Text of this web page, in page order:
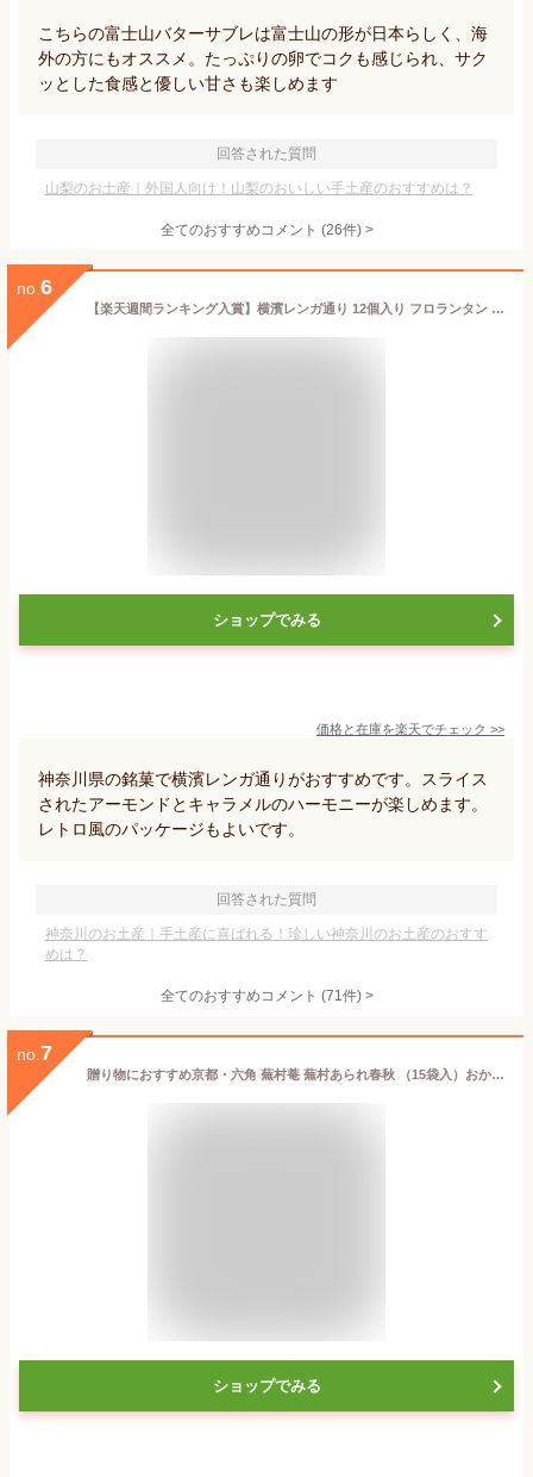
こちらの富士山バターサブレは富士山の形が日本らしく、海
外の方にもオススメ。たっぷりの卵でコクも感じられ、サク
ッとした食感と優しい甘さも楽しめます
回答された質問
山梨のお土産｜外国人向け！山梨のおいしい手土産のおすすめは？
全てのおすすめコメント (26件) >
no. 6
【楽天週間ランキング入賞】横濱レンガ通り 12個入り フロランタン ウィッシュボン【横浜 お土産】｜お菓子 横浜 土産 アーモンドクッキー 洋菓子 神奈川 お土産 おみやげ 手土産 お菓子 帰省土産 お取り寄せ 贈り物 ギフト お取り寄せグルメ
ショップでみる
価格と在庫を楽天でチェック >>
神奈川県の銘菓で横濱レンガ通りがおすすめです。スライス
されたアーモンドとキャラメルのハーモニーが楽しめます。
レトロ風のパッケージもよいです。
回答された質問
神奈川のお土産｜手土産に喜ばれる！珍しい神奈川のお土産のおすす
めは？
全てのおすすめコメント (71件) >
no. 7
贈り物におすすめ京都・六角 蕪村菴 蕪村あられ春秋 （15袋入）おかき 個包装 せんべい OKAKI 出産祝・誕生日・入園・御祝・ギフト・お返し【smtb-td】【母の日 父の日】【RCP】【楽ギフ_包装】【楽ギフ_のし】【楽ギフ_メッセ入力】蕪村庵
ショップでみる